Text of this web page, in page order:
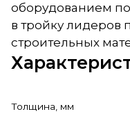
оборудованием
в тройку лидеров
строительных
Толщина, мм